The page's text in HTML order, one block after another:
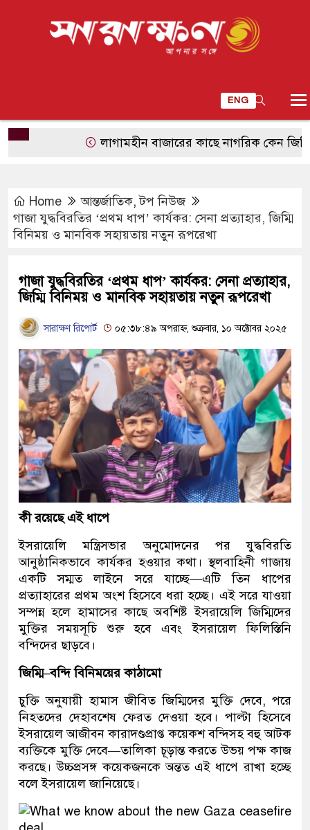
ENG
লাগামহীন বাজারের কাছে নাগরিক কেন জিম্মি?
Home আন্তর্জাতিক,টপ নিউজ
গাজা যুদ্ধবিরতির ‘প্রথম ধাপ’ কার্যকর: সেনা প্রত্যাহার, জিম্মি
বিনিময় ও মানবিক সহায়তায় নতুন রূপরেখা
গাজা যুদ্ধবিরতির ‘প্রথম ধাপ’ কার্যকর: সেনা প্রত্যাহার,
জিম্মি বিনিময় ও মানবিক সহায়তায় নতুন রূপরেখা
সারাক্ষণ রিপোর্ট ০৫:৩৮:৪৯ অপরাহ্ন, শুক্রবার, ১০ অক্টোবর ২০২৫
কী রয়েছে এই ধাপে
ইসরায়েলি মন্ত্রিসভার অনুমোদনের পর যুদ্ধবিরতি
আনুষ্ঠানিকভাবে কার্যকর হওয়ার কথা। স্থলবাহিনী গাজায়
একটি সম্মত লাইনে সরে যাচ্ছে—এটি তিন ধাপের
প্রত্যাহারের প্রথম অংশ হিসেবে ধরা হচ্ছে। এই সরে যাওয়া
সম্পন্ন হলে হামাসের কাছে অবশিষ্ট ইসরায়েলি জিম্মিদের
মুক্তির সময়সূচি শুরু হবে এবং ইসরায়েল ফিলিস্তিনি
বন্দিদের ছাড়বে।
জিম্মি–বন্দি বিনিময়ের কাঠামো
চুক্তি অনুযায়ী হামাস জীবিত জিম্মিদের মুক্তি দেবে, পরে
নিহতদের দেহাবশেষ ফেরত দেওয়া হবে। পাল্টা হিসেবে
ইসরায়েল আজীবন কারাদণ্ডপ্রাপ্ত কয়েকশ বন্দিসহ বহু আটক
ব্যক্তিকে মুক্তি দেবে—তালিকা চূড়ান্ত করতে উভয় পক্ষ কাজ
করছে। উচ্চপ্রসঙ্গ কয়েকজনকে অন্তত এই ধাপে রাখা হচ্ছে
বলে ইসরায়েল জানিয়েছে।